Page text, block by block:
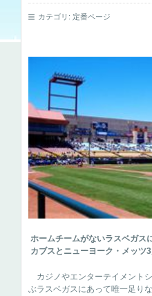
カテゴリ: 定番ページ
ホームチームがないラスベガス
カブスとニューヨーク・メッツ3
カジノやエンターテイメント
ぶラスベガスにあって唯一足り